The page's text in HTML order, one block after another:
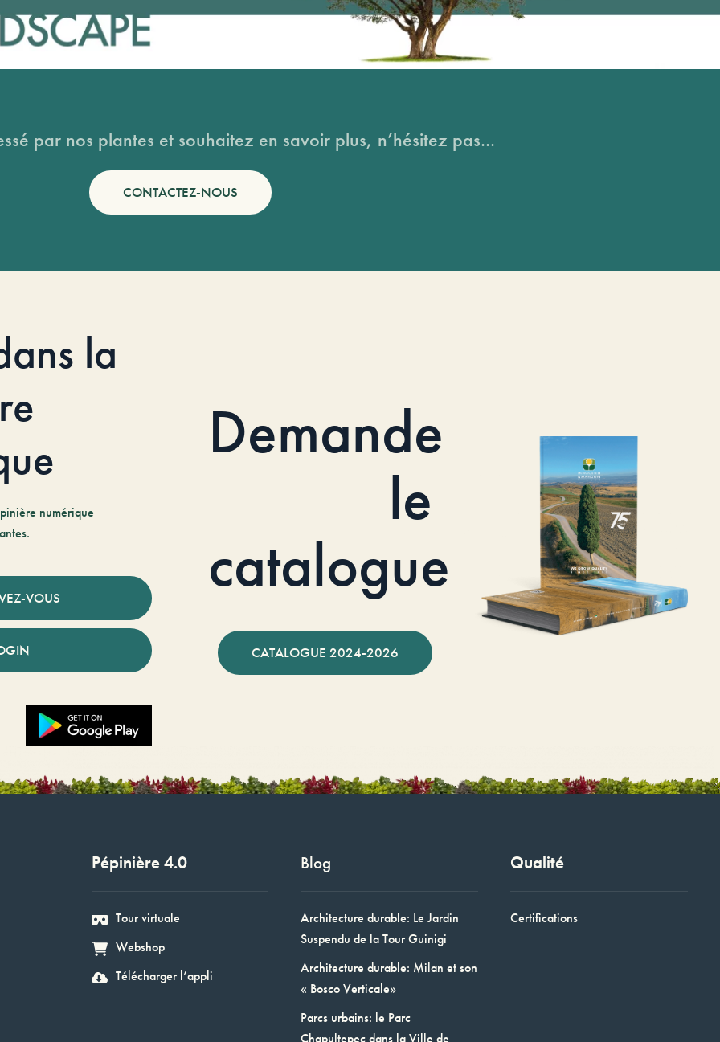
par nos plantes et souhaitez en savoir plus, n’hésitez pas...
CONTACTEZ-NOUS
la
numérique
VOUS
Demande
le
catalogue
CATALOGUE 2024-2026
Pépinière 4.0
Tour virtuale
Webshop
Télécharger l’appli
Blog
Architecture durable: Le Jardin
Suspendu de la Tour Guinigi
Architecture durable: Milan et son
« Bosco Verticale»
Parcs urbains: le Parc
Qualité
Certifications